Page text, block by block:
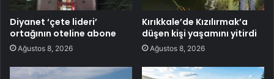
Diyanet ‘çete lideri’
ortağının oteline abone
Ağustos 8, 2026
Kırıkkale’de Kızılırmak’a
düşen kişi yaşamını yitirdi
Ağustos 8, 2026